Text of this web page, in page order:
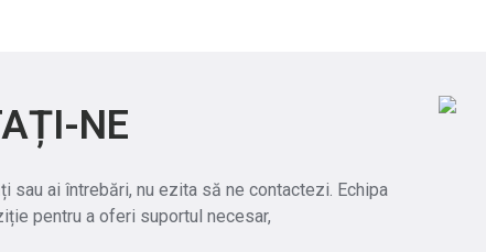
NE
sau ai întrebări, nu ezita să ne contactezi. Echipa
pentru a oferi suportul necesar,